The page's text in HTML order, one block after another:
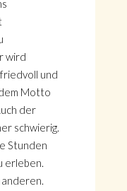
wird
und
Motto
der
schwierig.
Stunden
erleben.